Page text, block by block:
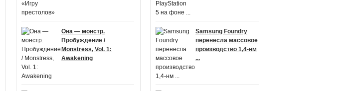
Она — монстр.
Пробуждение /
Monstress, Vol. 1:
Awakening
Samsung Foundry
перенесла массовое
производство 1,4-нм
...